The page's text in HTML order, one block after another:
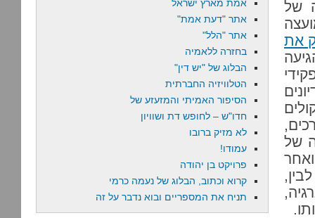
של
את
של
אמת מארץ ישראל
אתר "דעת אמת"
אתר "הלל"
בחזרה ללאמיה
הבלוג של "יש דין"
הטלוויזיה החברתית
הסיפור האמיתי והמזעזע של
חדו"ש – לחופש דת ושוויון
לא מזיק ברובו
עמודו!
פרויקט בן יהודה
קרוא וכתוב, הבלוג של נעמה כרמי
תניח את המספריים ובוא נדבר על זה